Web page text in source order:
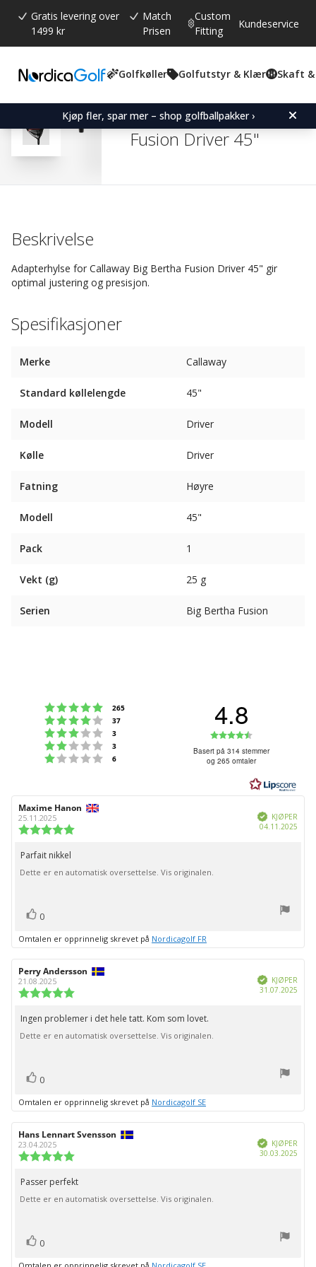
Gratis levering over
1499 kr
Match
Prisen
Custom
Fitting
Kundeservice
Golfkøller Golfutstyr & Klær Skaft &
Kjøp fler, spar mer – shop golfballpakker ›
Gjennomsnittskarakter:
4.8 (stemmer:
314)
Adapter Sleeve for
Fusion Driver 45"
Beskrivelse
Adapterhylse for Callaway Big Bertha Fusion Driver 45" gir
optimal justering og presisjon.
Spesifikasjoner
Merke Callaway
Standard køllelengde 45"
Modell Driver
Kølle Driver
Fatning Høyre
Modell 45"
Pack 1
Vekt (g) 25 g
Serien Big Bertha Fusion
Karakter: 5 av 5 mulige
265
Karakter: 4 av 5 mulige
37
Karakter: 3 av 5 mulige
3
Karakter: 2 av 5 mulige
3
Karakter: 1 av 5 mulige
6
4.8
4.8
av
5
Basert på 314 stemmer
og 265 omtaler
Forfatter:
Maxime Hanon
25.11.2025
mulige
VerifisertKJØPER
04.11.2025
Omtaletekst:
Parfait nikkel
Dette er en automatisk oversettelse. Vis originalen.
Liker
0
Omtalen er opprinnelig skrevet på Nordicagolf FR
Forfatter:
Perry Andersson
21.08.2025
av
5
mulige
VerifisertKJØPER
31.07.2025
Omtaletekst:
Ingen problemer i det hele tatt. Kom som lovet.
Dette er en automatisk oversettelse. Vis originalen.
Liker
0
Omtalen er opprinnelig skrevet på Nordicagolf SE
Forfatter:
Hans Lennart Svensson
23.04.2025
av
5
mulige
VerifisertKJØPER
30.03.2025
Omtaletekst:
Passer perfekt
Dette er en automatisk oversettelse. Vis originalen.
Liker
0